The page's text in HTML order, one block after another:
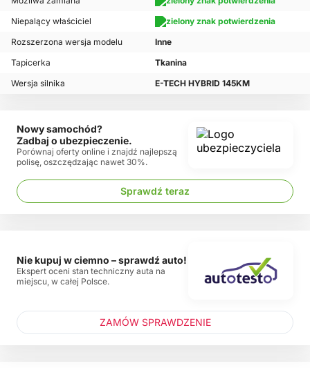
Niepalący właściciel
Rozszerzona wersja modelu
Inne
Tapicerka
Tkanina
Wersja silnika
E-TECH HYBRID 145KM
Nowy samochód?
Zadbaj o ubezpieczenie.
Porównaj oferty online i znajdź najlepszą
polisę, oszczędzając nawet 30%.
Sprawdź teraz
Nie kupuj w ciemno – sprawdź auto!
Ekspert oceni stan techniczny auta na
miejscu, w całej Polsce.
ZAMÓW SPRAWDZENIE